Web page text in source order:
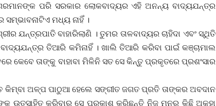
ପରି ସରକାର ଲୋକବାଦ୍ୟର ଏହି ଅନନ୍ୟ ବାଦ୍ୟଯନ୍ତ୍ର
ମଧ୍ୟ ନାହିଁ ।
ଯନ୍ତ୍ରପାତି ବାହାରିଲାଣି । ତୁମର ତାଳବାଦ୍ୟର ଚାହିଦା ଏବଂ ସ୍ଥିତି
ତିଆରି କମିନାହିଁ । ଖାଲି ତିଆରି କରିବା ପାଇଁ କଞ୍ଚାମାଲ
କେବେ ତାଙ୍କୁ ବାହାବା ମିଳିନି ସତ ସେ କିନ୍ତୁ ପ୍ରକୃତରେ ପ୍ରଶଂସାର
କିମ୍ବା ଅଳ୍ପ ପାଠୁଆ ହେଲେ ସଙ୍ଗୀତ ଜଗତ ପ୍ରତି ତାଙ୍କର ଅବଦାନ
ଉତ୍ସାହିତ କରିବାରୁ ସେ ପ୍ରକାଶ କରିଛନ୍ତି ନିଜ ମନର କିଛି ଅକୁହା